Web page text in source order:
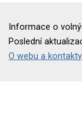
Informace o
Poslední
O webu a kontakty